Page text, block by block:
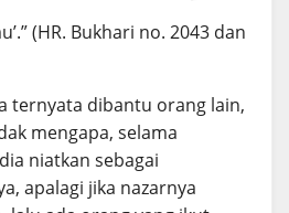
(HR. Bukhari no. 2043 dan
ternyata dibantu orang lain,
mengapa, selama
niatkan sebagai
apalagi jika nazarnya